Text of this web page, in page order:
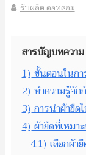
รับผลิต ดอทคอม
สารบัญบทความ
1) ขั้นตอนในก
2) ทำความรู้จัก
3) การนำผ้ายืด
4) ผ้ายืดที่เหมา
4.1) เลือกผ้า